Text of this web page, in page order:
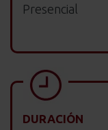
Presencial
DURACIÓN